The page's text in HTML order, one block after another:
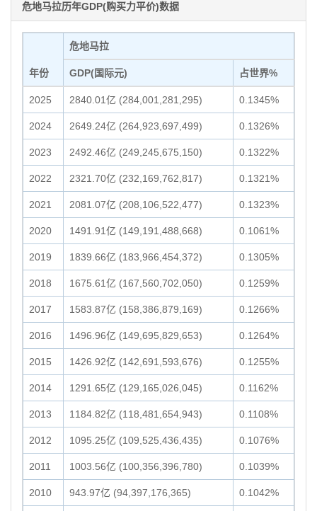
危地马拉历年GDP(购买力平价)数据
年份
危地马拉
GDP(国际元) 占世界%
2025 2840.01亿 (284,001,281,295) 0.1345%
2024 2649.24亿 (264,923,697,499) 0.1326%
2023 2492.46亿 (249,245,675,150) 0.1322%
2022 2321.70亿 (232,169,762,817) 0.1321%
2021 2081.07亿 (208,106,522,477) 0.1323%
2020 1491.91亿 (149,191,488,668) 0.1061%
2019 1839.66亿 (183,966,454,372) 0.1305%
2018 1675.61亿 (167,560,702,050) 0.1259%
2017 1583.87亿 (158,386,879,169) 0.1266%
2016 1496.96亿 (149,695,829,653) 0.1264%
2015 1426.92亿 (142,691,593,676) 0.1255%
2014 1291.65亿 (129,165,026,045) 0.1162%
2013 1184.82亿 (118,481,654,943) 0.1108%
2012 1095.25亿 (109,525,436,435) 0.1076%
2011 1003.56亿 (100,356,396,780) 0.1039%
2010 943.97亿 (94,397,176,365) 0.1042%